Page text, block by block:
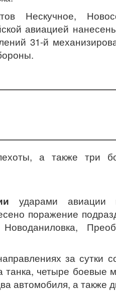
Нескучное,
авиацией
31-й
а также три
ударами авиации
поражение
за сутки
танка, четыре боевые
автомобиля, а также